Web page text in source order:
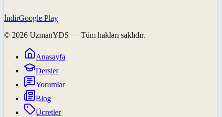
İndirGoogle Play
© 2026 UzmanYDS — Tüm hakları saklıdır.
Anasayfa
Dersler
Yorumlar
Blog
Ücretler